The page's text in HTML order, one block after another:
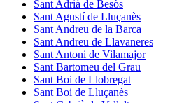
Sant Adrià de Besòs
Sant Agustí de Lluçanès
Sant Andreu de la Barca
Sant Andreu de Llavaneres
Sant Antoni de Vilamajor
Sant Bartomeu del Grau
Sant Boi de Llobregat
Sant Boi de Lluçanès